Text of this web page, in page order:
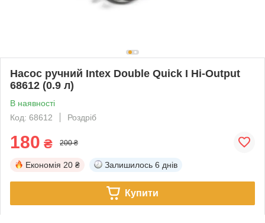
Насос ручний Intex Double Quick I Hi-Output
68612 (0.9 л)
В наявності
Код: 68612
Роздріб
180 ₴ 200 ₴
Економія 20 ₴ Залишилось 6 днів
Купити